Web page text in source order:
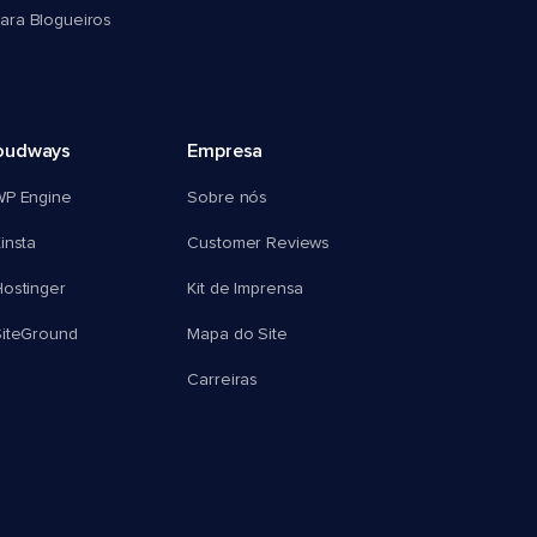
Blogueiros
Engine
Empresa
Sobre nós
Customer Reviews
Kit de Imprensa
Mapa do Site
Carreiras